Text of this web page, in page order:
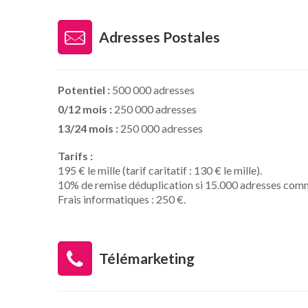
Adresses Postales
Potentiel : 500 000 adresses
0/12 mois : 250 000 adresses
13/24 mois : 250 000 adresses
Tarifs :
195 € le mille (tarif caritatif : 130 € le mille).
10% de remise déduplication si 15.000 adresses
Frais informatiques : 250 €.
Télémarketing